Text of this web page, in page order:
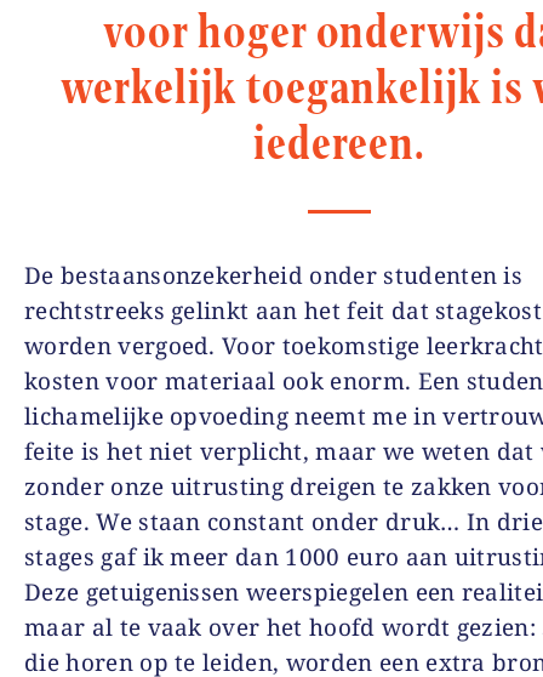
voor hoger onderwijs
werkelijk toegankelijk is
iedereen.
De bestaansonzekerheid onder studenten is
rechtstreeks gelinkt aan het feit dat
worden vergoed. Voor toekomstige
kosten voor materiaal ook enorm. Een
lichamelijke opvoeding neemt me in
feite is het niet verplicht, maar we weten dat
zonder onze uitrusting dreigen te zakken
stage. We staan constant onder druk… In
stages gaf ik meer dan 1000 euro aan
Deze getuigenissen weerspiegelen een
maar al te vaak over het hoofd wordt gezien:
die horen op te leiden, worden een extra